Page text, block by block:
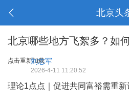
北京头
北京哪些地方飞絮多？如
点击重新加载
刘志军
2026-4-11 11:20:52
理论1点点｜促进共同富裕需重